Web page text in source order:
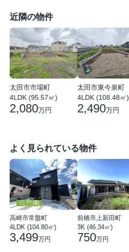
近隣の物件
太田市市場町
4LDK (95.57㎡)
2,080万円
太田市東今泉町
4LDK (108.48㎡)
2,490万円
よく見られている物件
高崎市常盤町
4LDK (104.80㎡)
3,499万円
前橋市上新田町
3K (46.34㎡)
750万円